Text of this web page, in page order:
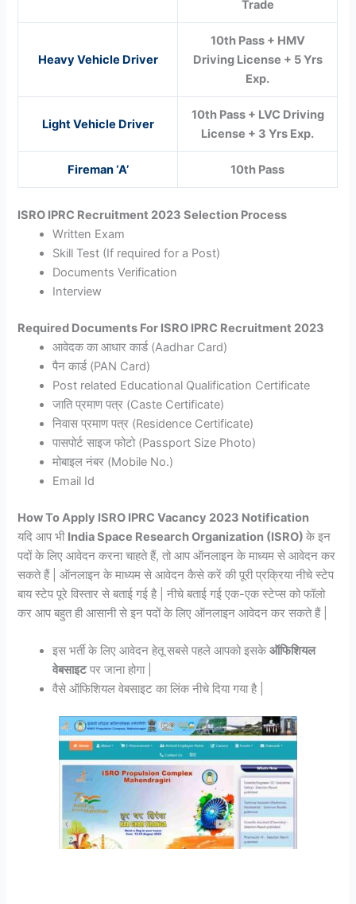
Trade
Heavy Vehicle Driver
10th Pass + HMV
Driving License + 5 Yrs
Exp.
Light Vehicle Driver
10th Pass + LVC Driving
License + 3 Yrs Exp.
Fireman ‘A’ 10th Pass
ISRO IPRC Recruitment 2023 Selection Process
Written Exam
Skill Test (If required for a Post)
Documents Verification
Interview
Required Documents For ISRO IPRC Recruitment 2023
आवेदक का आधार कार्ड (Aadhar Card)
पैन कार्ड (PAN Card)
Post related Educational Qualification Certificate
जाति प्रमाण पत्र (Caste Certificate)
निवास प्रमाण पत्र (Residence Certificate)
पासपोर्ट साइज फोटो (Passport Size Photo)
मोबाइल नंबर (Mobile No.)
Email Id
How To Apply ISRO IPRC Vacancy 2023 Notification
यदि आप भी India Space Research Organization (ISRO) के इन
पदों के लिए आवेदन करना चाहते हैं, तो आप ऑनलाइन के माध्यम से आवेदन कर
सकते हैं | ऑनलाइन के माध्यम से आवेदन कैसे करें की पूरी प्रक्रिया नीचे स्टेप
बाय स्टेप पूरे विस्तार से बताई गई है | नीचे बताई गई एक-एक स्टेप्स को फॉलो
कर आप बहुत ही आसानी से इन पदों के लिए ऑनलाइन आवेदन कर सकते हैं |
इस भर्ती के लिए आवेदन हेतू सबसे पहले आपको इसकेऑफिशियल
वेबसाइटपर जाना होगा |
वैसे ऑफिशियल वेबसाइट का लिंक नीचे दिया गया है |